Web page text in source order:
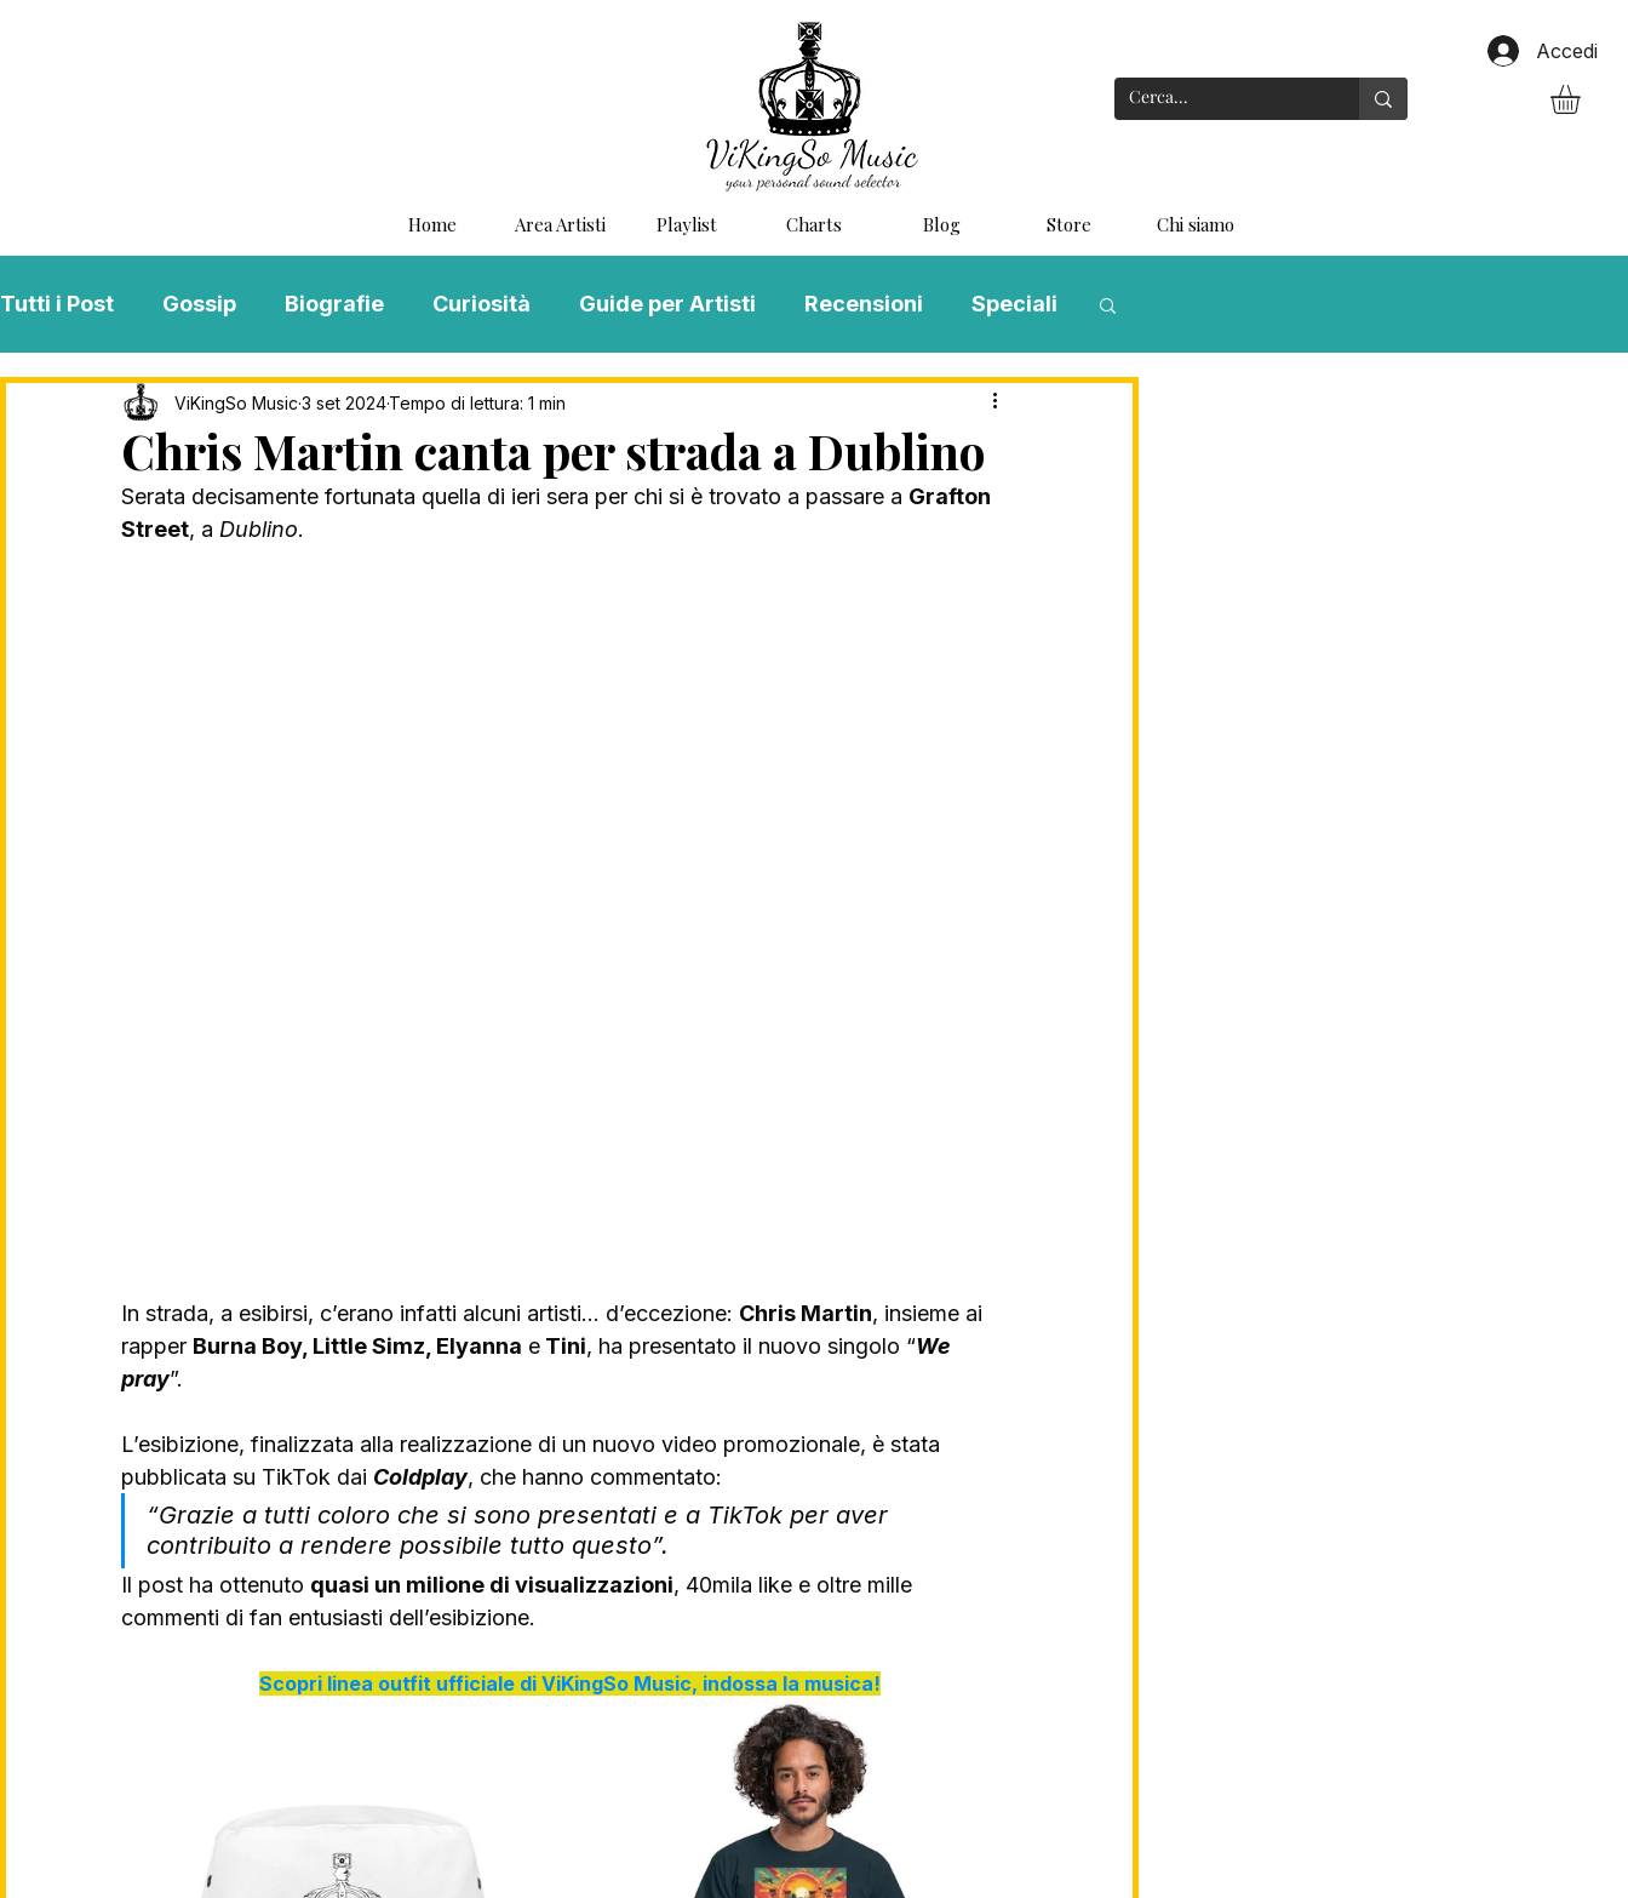
Accedi
Home Area Artisti Playlist Charts Blog Store Chi siamo
Tutti i Post Gossip Biografie Curiosità Guide per Artisti Recensioni Speciali
Interviste ViKingSo Music MENTAL BLOG MUSIC
Song Of The Week Charts Playlist
Chris Martin canta per strada a Dublino
ViKingSo Music 3 set 2024Tempo di lettura: 1 min
Serata decisamente fortunata quella di ieri sera per chi si è trovato a passare a Grafton
Street, a Dublino.
In strada, a esibirsi, c’erano infatti alcuni artisti… d’eccezione: Chris Martin, insieme ai
rapper Burna Boy, Little Simz, Elyanna e Tini, ha presentato il nuovo singolo “We
pray”.
L’esibizione, finalizzata alla realizzazione di un nuovo video promozionale, è stata
pubblicata su TikTok dai Coldplay, che hanno commentato:
“Grazie a tutti coloro che si sono presentati e a TikTok per aver
contribuito a rendere possibile tutto questo”.
Il post ha ottenuto quasi un milione di visualizzazioni, 40mila like e oltre mille
commenti di fan entusiasti dell’esibizione.
Scopri linea outfit ufficiale di ViKingSo Music, indossa la musica!